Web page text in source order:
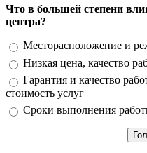
Что в большей степени
центра?
Варианты
Месторасположение и
Низкая цена, качество
Гарантия и качество
стоимость услуг
Сроки выполнения